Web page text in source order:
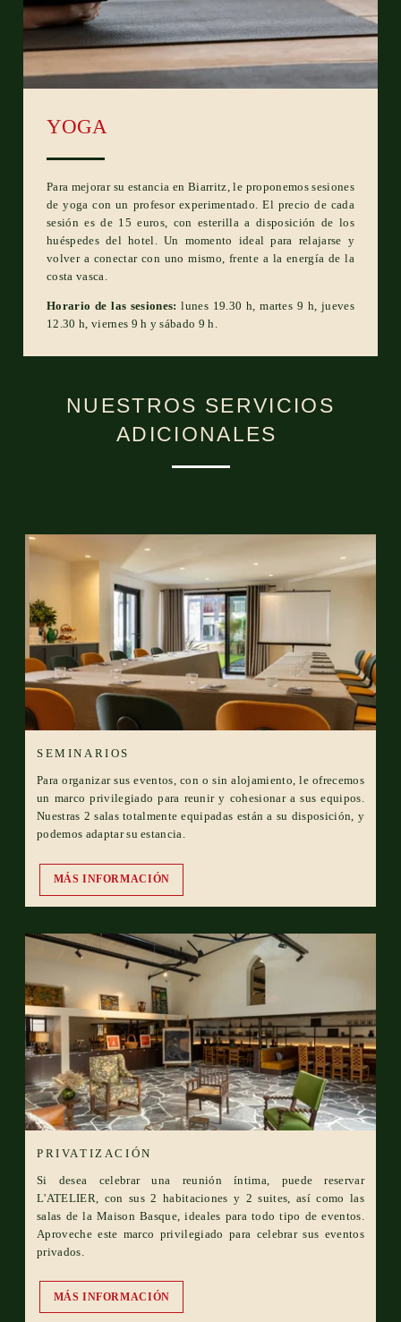
YOGA
Para mejorar su estancia en Biarritz, le proponemos sesiones
de yoga con un profesor experimentado. El precio de cada
sesión es de 15 euros, con esterilla a disposición de los
huéspedes del hotel. Un momento ideal para relajarse y
volver a conectar con uno mismo, frente a la energía de la
costa vasca.
Horario de las sesiones: lunes 19.30 h, martes 9 h, jueves
12.30 h, viernes 9 h y sábado 9 h.
NUESTROS SERVICIOS
ADICIONALES
SEMINARIOS
Para organizar sus eventos, con o sin alojamiento, le ofrecemos
un marco privilegiado para reunir y cohesionar a sus equipos.
Nuestras 2 salas totalmente equipadas están a su disposición, y
podemos adaptar su estancia.
MÁS INFORMACIÓN
PRIVATIZACIÓN
Si desea celebrar una reunión íntima, puede reservar
L'ATELIER, con sus 2 habitaciones y 2 suites, así como las
salas de la Maison Basque, ideales para todo tipo de eventos.
Aproveche este marco privilegiado para celebrar sus eventos
privados.
MÁS INFORMACIÓN